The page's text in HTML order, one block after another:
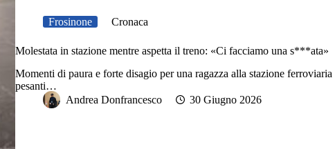
Frosinone Cronaca
Molestata in stazione mentre aspetta il treno: «Ci facciamo una s***ata»
Momenti di paura e forte disagio per una ragazza alla stazione
pesanti…
Andrea Donfrancesco
30 Giugno 2026